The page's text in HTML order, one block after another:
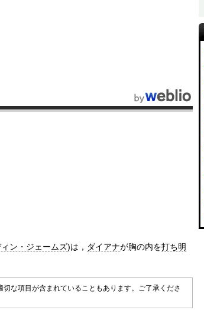
ン・ジェームズ)は， ダイアナが胸の内を打ち明
な項目が含まれていることもあります。ご了承くださ